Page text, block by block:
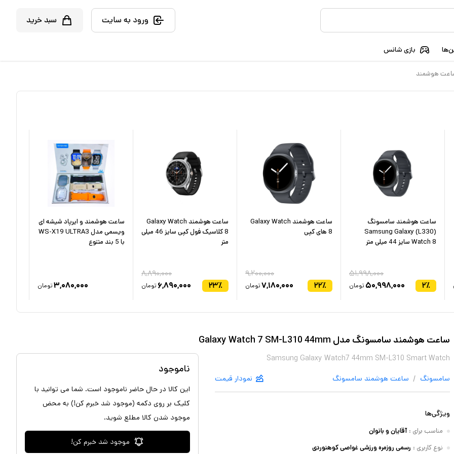
ورود به سایت سبد خرید
بازی شانس
هوشمند
ساعت هوشمند سامسونگ
(L330) Samsung Galaxy
Watch 8 سایز 44 میلی متر
۲٪
۵۱,۹۹۸,۰۰۰
۵۰,۹۹۸,۰۰۰ تومان
ساعت هوشمند Galaxy Watch
8 های کپی
۲۲٪
۹,۲۰۰,۰۰۰
۷,۱۸۰,۰۰۰تومان
ساعت هوشمند Galaxy Watch
8 کلاسیک فول کپی سایز 46 میلی
متر
۲۳٪
۸,۸۹۰,۰۰۰
۶,۸۹۰,۰۰۰ تومان
ساعت هوشمند و ایرپاد شیشه ای
ویسمی مدل WS-X19 ULTRA3
با 5 بند متنوع
۳,۰۸۰,۰۰۰تومان
ساعت هوشمند سامسونگ مدل Galaxy Watch 7 SM-L310 44mm
Samsung Galaxy Watch7 44mm SM-L310 Smart Watch
سامسونگ / ساعت هوشمند سامسونگ نمودار قیمت
ویژگی‌ها
مناسب برای : آقایان و بانوان
نوع کاربری : رسمی روزمره ورزشی غواصی کوهنوردی
ناموجود
این کالا در حال حاضر ناموجود است. شما می توانید با
کلیک بر روی دکمه (موجود شد خبرم کن!) به محض
موجود شدن کالا مطلع شوید.
موجود شد خبرم کن!